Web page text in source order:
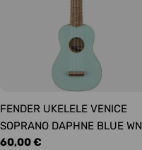
FENDER UKELELE VENICE
SOPRANO DAPHNE BLUE WN
Precio
60,00 €